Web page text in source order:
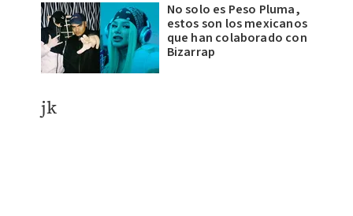
No solo es Peso Pluma,
estos son los mexicanos
que han colaborado con
Bizarrap
jk